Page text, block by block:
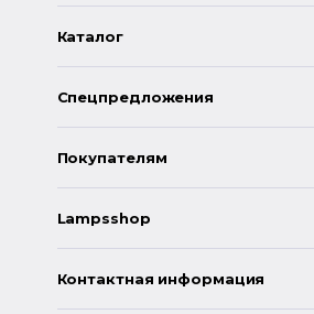
Каталог
Спецпредложения
Покупателям
Lampsshop
Контактная информация